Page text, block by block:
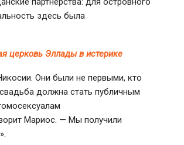
здесь была
церковь Эллады в истерике
Они были не первыми, кто
должна стать публичным
Мариос. — Мы получили